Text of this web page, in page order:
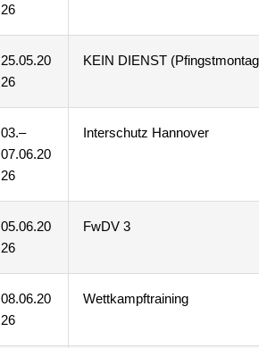
26
25.05.20
26
KEIN DIENST
03.–
07.06.20
26
Interschutz Hannover
05.06.20
26
FwDV 3
08.06.20
26
Wettkampftraining